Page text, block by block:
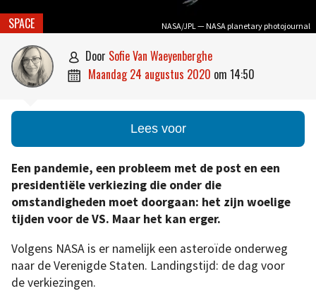
NASA/JPL — NASA planetary photojournal
SPACE
 door Sofie Van Waeyenberghe
 maandag 24 augustus 2020 om 14:50
Lees voor
Een pandemie, een probleem met de post en een
presidentiële verkiezing die onder die
omstandigheden moet doorgaan: het zijn woelige
tijden voor de VS. Maar het kan erger.
Volgens NASA is er namelijk een asteroïde onderweg
naar de Verenigde Staten. Landingstijd: de dag voor
de verkiezingen.